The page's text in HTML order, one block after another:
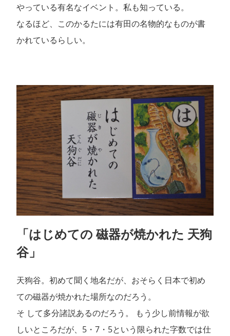
やっている有名なイベント。私も知っている。
なるほど、このかるたには有田の名物的なものが書
かれているらしい。
「はじめての 磁器が焼かれた 天狗
谷」
天狗谷。初めて聞く地名だが、おそらく日本で初め
ての磁器が焼かれた場所なのだろう。
そ して多分諸説あるのだろう。 もう少し前情報が欲
しいところだが、5・7・5という限られた字数では仕